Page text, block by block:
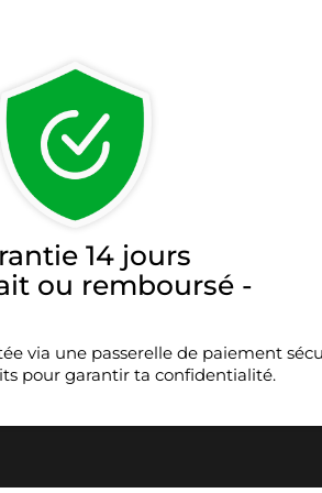
14 jours
ou remboursé -
via une passerelle de paiement
pour garantir ta confidentialité.